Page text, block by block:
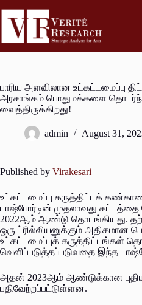
பாரிய அளவிலான உட்கட்டமைப்பு
அரசாங்கம் பொதுமக்களை
வைத்திருக்கிறது!
admin August 31,
Published by Virakesari
உட்கட்டமைப்பு கருத்திட்டக்
டாஷ்போர்டின் முதலாவது கட்டத்தை
2022ஆம் ஆண்டு தொடங்கியது.
ஒரு ட்ரில்லியனுக்கும் அதிகமான
உட்கட்டமைப்புக் கருத்திட்டங்கள்
வெளிப்படுத்தப்படுவதை இந்த
அதன் 2023ஆம் ஆண்டுக்கான
பதிவேற்றப்பட்டுள்ளன.